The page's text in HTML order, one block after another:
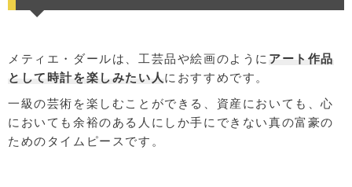
メティエ・ダールは、工芸品や絵画のように アート作品
として時計を楽しみたい人 におすすめです。
一級の芸術を楽しむことができる、資産においても、心
においても余裕のある人にしか手にできない真の富豪の
ためのタイムピースです。